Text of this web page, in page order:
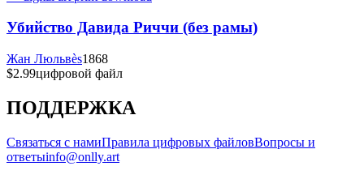
Убийство Давида Риччи (без рамы)
Жан Люльвès1868
$2.99цифровой файл
ПОДДЕРЖКА
Связаться с намиПравила цифровых файловВопросы и
ответыinfo@onlly.art